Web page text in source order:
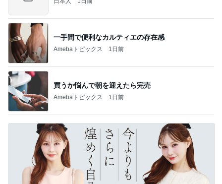
一手間で便利なカルティエの存在感
Amebaトピックス 1日前
買うか悩んで朝を迎えたら完売
Amebaトピックス 1日前